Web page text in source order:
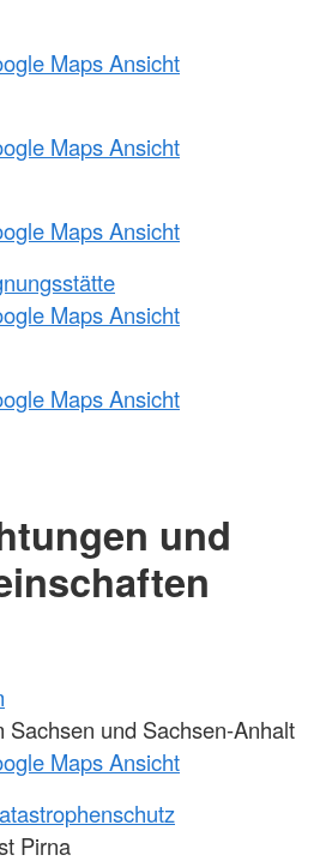
Maps Ansicht
Maps Ansicht
Maps Ansicht
Maps Ansicht
Maps Ansicht
und
Sachsen und Sachsen-Anhalt
Maps Ansicht
Pirna